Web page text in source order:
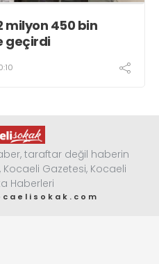
geçirdi
taraftar değil haberin
Gazetesi, Kocaeli
Haberleri